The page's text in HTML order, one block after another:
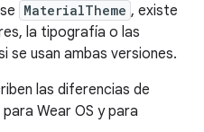
MaterialTheme , existe
la tipografía o las
se usan ambas versiones.
las diferencias de
Wear OS y para